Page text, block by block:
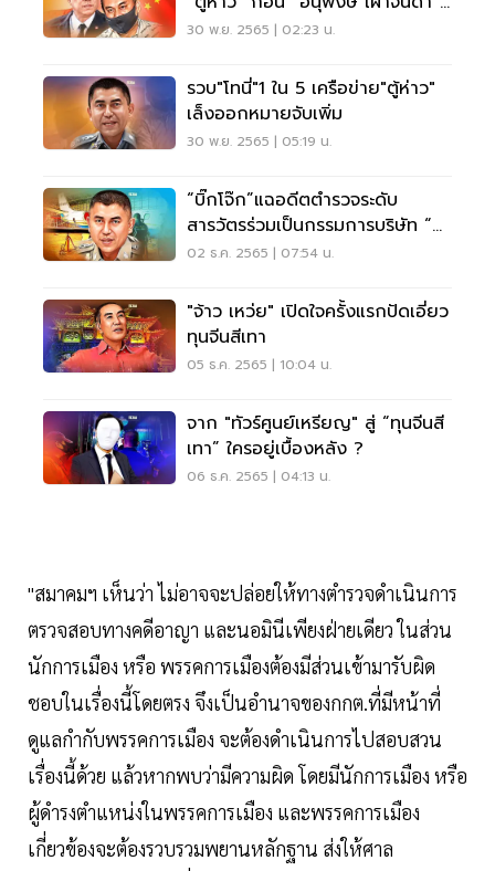
ลงนาม
30 พ.ย. 2565 | 02:23 น.
รวบ"โทนี่"1 ใน 5 เครือข่าย"ตู้ห่าว"
เล็งออกหมายจับเพิ่ม
30 พ.ย. 2565 | 05:19 น.
“บิ๊กโจ๊ก”แฉอดีตตำรวจระดับ
สารวัตรร่วมเป็นกรรมการบริษัท “ตู้
ห่าว”
02 ธ.ค. 2565 | 07:54 น.
"จ้าว เหว่ย" เปิดใจครั้งแรกปัดเอี่ยว
ทุนจีนสีเทา
05 ธ.ค. 2565 | 10:04 น.
จาก "ทัวร์ศูนย์เหรียญ" สู่ “ทุนจีนสี
เทา” ใครอยู่เบื้องหลัง ?
06 ธ.ค. 2565 | 04:13 น.
"สมาคมฯ เห็นว่า ไม่อาจจะปล่อยให้ทางตำรวจดำเนินการ
ตรวจสอบทางคดีอาญา และนอมินีเพียงฝ่ายเดียว ในส่วน
นักการเมือง หรือ พรรคการเมืองต้องมีส่วนเข้ามารับผิด
ชอบในเรื่องนี้โดยตรง จึงเป็นอำนาจของกกต.ที่มีหน้าที่
ดูแลกำกับพรรคการเมือง จะต้องดำเนินการไปสอบสวน
เรื่องนี้ด้วย แล้วหากพบว่ามีความผิด โดยมีนักการเมือง หรือ
ผู้ดำรงตำแหน่งในพรรคการเมือง และพรรคการเมือง
เกี่ยวข้องจะต้องรวบรวมพยานหลักฐาน ส่งให้ศาล